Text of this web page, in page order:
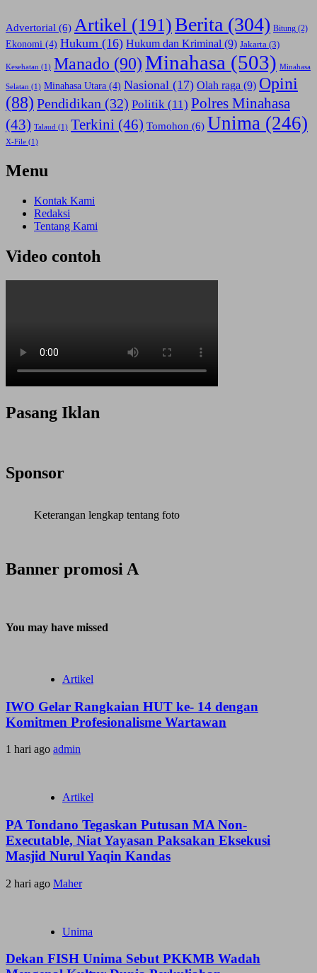
Advertorial (6) Artikel (191)Berita (304) Bitung (2)
Ekonomi (4) Hukum (16) Hukum dan Kriminal (9) Jakarta (3)
Kesehatan (1) Manado (90) Minahasa (503) Minahasa
Selatan (1) Minahasa Utara (4) Nasional (17) Olah raga (9) Opini
(88) Pendidikan (32) Politik (11) Polres Minahasa
(43) Talaud (1) Terkini (46) Tomohon (6) Unima (246)
X-File (1)
Menu
Kontak Kami
Redaksi
Tentang Kami
Video contoh
Pasang Iklan
Sponsor
Keterangan lengkap tentang foto
Banner promosi A
You may have missed
Artikel
IWO Gelar Rangkaian HUT ke- 14 dengan
Komitmen Profesionalisme Wartawan
1 hari ago admin
Artikel
PA Tondano Tegaskan Putusan MA Non-
Executable, Niat Yayasan Paksakan Eksekusi
Masjid Nurul Yaqin Kandas
2 hari ago Maher
Unima
Dekan FISH Unima Sebut PKKMB Wadah